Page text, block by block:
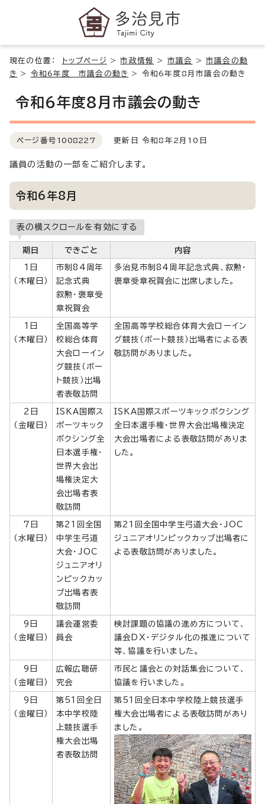
現在の位置： トップページ >市政情報 > 市議会 >市議会の動
き > 令和6年度 市議会の動き > 令和6年度8月市議会の動き
令和6年度8月市議会の動き
ページ番号 1008227 更新日 令和8年2月10日
議員の活動の一部をご紹介します。
令和6年8月
表の横スクロールを有効にする
期日 できごと 内容
1日
（木曜日）
市制84周年
記念式典
叙勲・褒章受
章祝賀会
多治見市制84周年記念式典、叙勲・
褒章受章祝賀会に出席しました。
1日
（木曜日）
全国高等学
校総合体育
大会ローイン
グ競技（ボー
ト競技）出場
者表敬訪問
全国高等学校総合体育大会ローイン
グ競技（ボート競技）出場者による表
敬訪問がありました。
2日
（金曜日）
ISKA国際ス
ポーツキック
ボクシング全
日本選手権・
世界大会出
場権決定大
会出場者表
敬訪問
ISKA国際スポーツキックボクシング
全日本選手権・世界大会出場権決定
大会出場者による表敬訪問がありま
した。
7日
（水曜日）
第21回全国
中学生弓道
大会・JOC
ジュニアオリ
ンピックカッ
プ出場者表
敬訪問
第21回全国中学生弓道大会・JOC
ジュニアオリンピックカップ出場者に
よる表敬訪問がありました。
9日
（金曜日）
議会運営委
員会
検討課題の協議の進め方について、
議会DX・デジタル化の推進について
等、協議を行いました。
9日
（金曜日）
広報広聴研
究会
市民と議会との対話集会について、
協議を行いました。
9日
（金曜日）
第51回全日
本中学校陸
上競技選手
権大会出場
者表敬訪問
第51回全日本中学校陸上競技選手
権大会出場者による表敬訪問があり
ました。